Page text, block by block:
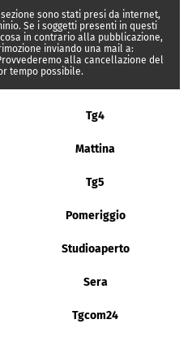
sono stati presi da internet,
Se i soggetti presenti in questi
in contrario alla pubblicazione,
inviando una mail a:
alla cancellazione del
tempo possibile.
Tg4
Mattina
Tg5
Pomeriggio
Studioaperto
Sera
Tgcom24